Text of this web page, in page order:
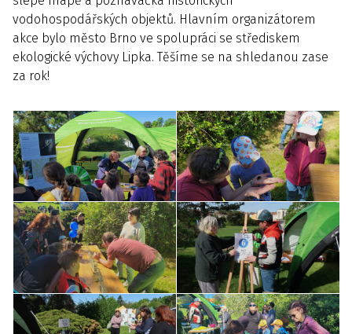
vodohospodářských objektů. Hlavním organizátorem
akce bylo město Brno ve spolupráci se střediskem
ekologické výchovy Lipka. Těšíme se na shledanou zase
za rok!